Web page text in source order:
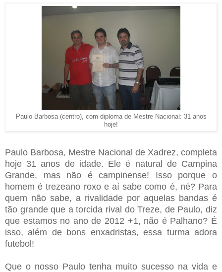
Paulo Barbosa (centro), com diploma de Mestre Nacional: 31 anos
hoje!
Paulo Barbosa, Mestre Nacional de Xadrez, completa
hoje 31 anos de idade. Ele é natural de Campina
Grande, mas não é campinense! Isso porque o
homem é trezeano roxo e aí sabe como é, né? Para
quem não sabe, a rivalidade por aquelas bandas é
tão grande que a torcida rival do Treze, de Paulo, diz
que estamos no ano de 2012 +1, não é Palhano? É
isso, além de bons enxadristas, essa turma adora
futebol!
Que o nosso Paulo tenha muito sucesso na vida e